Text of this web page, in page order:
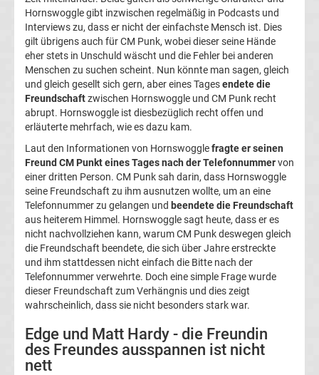
Ergebnisse
Champions
League
Tabelle
Champions
League
Ergebnisse
Europa
League
Tabelle
Europa
Hornswoggle gibt inzwischen regelmäßig in Podcasts und
Interviews zu, dass er nicht der einfachste Mensch ist. Dies
gilt übrigens auch für CM Punk, wobei dieser seine Hände
eher stets in Unschuld wäscht und die Fehler bei anderen
Menschen zu suchen scheint. Nun könnte man sagen, gleich
und gleich gesellt sich gern, aber eines Tagesendete die
Freundschaftzwischen Hornswoggle und CM Punk recht
abrupt. Hornswoggle ist diesbezüglich recht offen und
erläuterte mehrfach, wie es dazu kam.
Laut den Informationen von Hornswogglefragte er seinen
Freund CM Punkt eines Tages nach der Telefonnummervon
einer dritten Person. CM Punk sah darin, dass Hornswoggle
seine Freundschaft zu ihm ausnutzen wollte, um an eine
Telefonnummer zu gelangen und beendete die Freundschaft
aus heiterem Himmel. Hornswoggle sagt heute, dass er es
nicht nachvollziehen kann, warum CM Punk deswegen gleich
die Freundschaft beendete, die sich über Jahre erstreckte
und ihm stattdessen nicht einfach die Bitte nach der
Telefonnummer verwehrte. Doch eine simple Frage wurde
dieser Freundschaft zum Verhängnis und dies zeigt
wahrscheinlich, dass sie nicht besonders stark war.
Edge und Matt Hardy - die Freundin
des Freundes ausspannen ist nicht
nett